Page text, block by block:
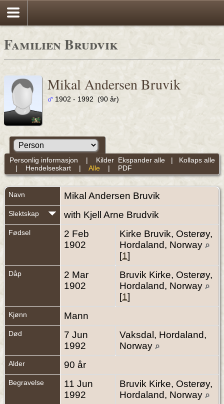
Familien Brudvik
Mikal Andersen Bruvik
1902 - 1992 (90 år)
Ekspander alle | Kollaps alle
Personlig informasjon | Kilder
| Hendelseskart| Alle | PDF
Navn Mikal Andersen Bruvik
Slektskap with Kjell Arne Brudvik
Fødsel
2 Feb
1902
Kirke Bruvik, Osterøy,
Hordaland, Norway
[1]
Dåp
2 Mar
1902
Bruvik Kirke, Osterøy,
Hordaland, Norway
[1]
Kjønn Mann
Død
7 Jun
1992
Vaksdal, Hordaland,
Norway
Alder 90 år
Begravelse
11 Jun
1992
Bruvik Kirke, Osterøy,
Hordaland, Norway